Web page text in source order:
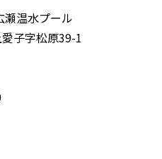
瀬温水プール
字松原39-1